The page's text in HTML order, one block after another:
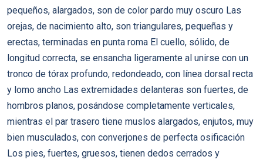
pequeños, alargados, son de color pardo muy oscuro Las
orejas, de nacimiento alto, son triangulares, pequeñas y
erectas, terminadas en punta roma El cuello, sólido, de
longitud correcta, se ensancha ligeramente al unirse con un
tronco de tórax profundo, redondeado, con línea dorsal recta
y lomo ancho Las extremidades delanteras son fuertes, de
hombros planos, posándose completamente verticales,
mientras el par trasero tiene muslos alargados, enjutos, muy
bien musculados, con converjones de perfecta osificación
Los pies, fuertes, gruesos, tienen dedos cerrados y